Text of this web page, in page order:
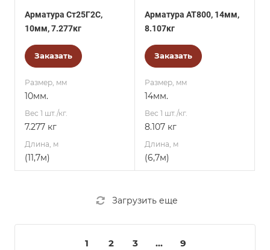
Арматура Ст25Г2С,
10мм, 7.277кг
Заказать
Размер, мм
10мм.
Вес 1 шт./кг.
7.277 кг
Длина, м
(11,7м)
Арматура АТ800, 14мм,
8.107кг
Заказать
Размер, мм
14мм.
Вес 1 шт./кг.
8.107 кг
Длина, м
(6,7м)
Загрузить еще
1 2 3 ... 9